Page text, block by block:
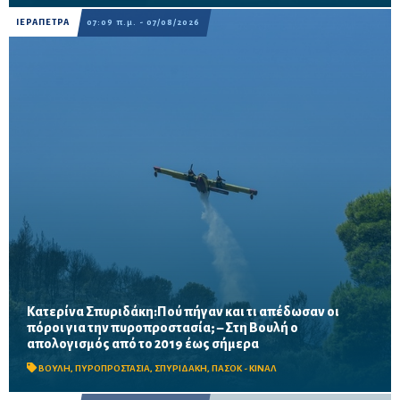
ΙΕΡΑΠΕΤΡΑ 07:09 π.μ. - 07/08/2026
Κατερίνα Σπυριδάκη:Πού πήγαν και τι απέδωσαν οι
πόροι για την πυροπροστασία; – Στη Βουλή ο
απολογισμός από το 2019 έως σήμερα
ΒΟΥΛΗ, ΠΥΡΟΠΡΟΣΤΑΣΙΑ, ΣΠΥΡΙΔΑΚΗ, ΠΑΣΟΚ - ΚΙΝΑΛ
Το ΠΑΣΟΚ ζητά πλήρη απολογισμό των χρηματοδοτήσεων από
το 2019, στοιχεία για τα προγράμματα «ΑΙΓΙΣ» και AntiNero,
καθώς και απαντήσεις για προσωπικό, οχήματα, ε...